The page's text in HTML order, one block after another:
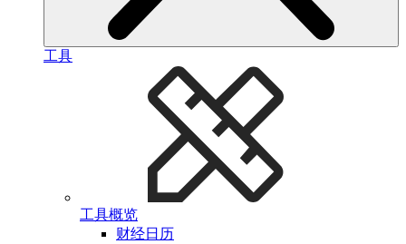
工具
工具概览
财经日历